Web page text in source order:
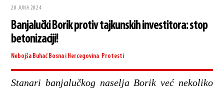
20 JUNA 2024
Banjalučki Borik protiv tajkunskih investitora: stop
betonizaciji!
Nebojša Buhać Bosna i Hercegovina Protesti
Stanari banjalučkog naselja Borik već nekoliko